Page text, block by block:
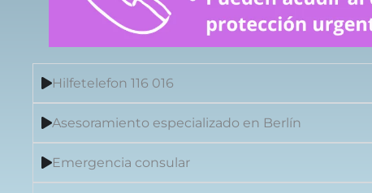
Hilfetelefon 116 016
Asesoramiento especializado en Berlín
Emergencia consular